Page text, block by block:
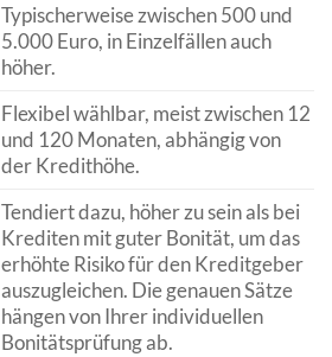
Typischerweise zwischen 500 und
5.000 Euro, in Einzelfällen auch
höher.
Flexibel wählbar, meist zwischen 12
und 120 Monaten, abhängig von
der Kredithöhe.
Tendiert dazu, höher zu sein als bei
Krediten mit guter Bonität, um das
erhöhte Risiko für den Kreditgeber
auszugleichen. Die genauen Sätze
hängen von Ihrer individuellen
Bonitätsprüfung ab.